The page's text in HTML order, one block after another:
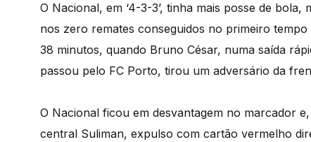
O Nacional, em ‘4-3-3’, tinha mais posse de
nos zero remates conseguidos no primeiro
38 minutos, quando Bruno César, numa saída
passou pelo FC Porto, tirou um adversário da
O Nacional ficou em desvantagem no marcador
central Suliman, expulso com cartão vermelho